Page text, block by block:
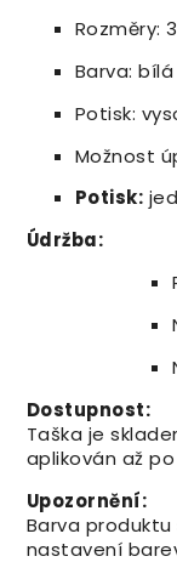
Rozměry:
Barva: bílá
Potisk:
Možnost
Potisk:
Údržba:
Dostupnost:
Taška je
aplikován až
Upozornění:
Barva
nastavení